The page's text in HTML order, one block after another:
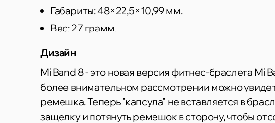
Габариты: 48×22,5×10,99 мм.
Вес: 27 грамм.
Дизайн
Mi Band 8 - это новая версия фитнес-браслета
более внимательном рассмотрении можно
ремешка. Теперь "капсула" не вставляется в
защелку и потянуть ремешок в сторону, чтобы